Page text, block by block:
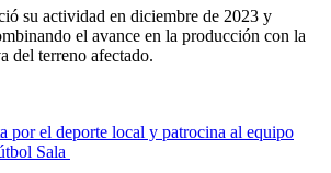
su actividad en diciembre de 2023 y
el avance en la producción con la
del terreno afectado.
por el deporte local y patrocina al equipo
Sala